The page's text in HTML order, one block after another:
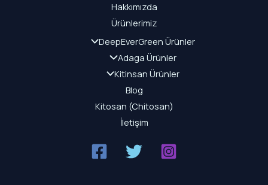
Hakkımızda
Ürünlerimiz
DeepEverGreen Ürünler
Adaga Ürünler
Kitinsan Ürünler
Blog
Kitosan (Chitosan)
İletişim